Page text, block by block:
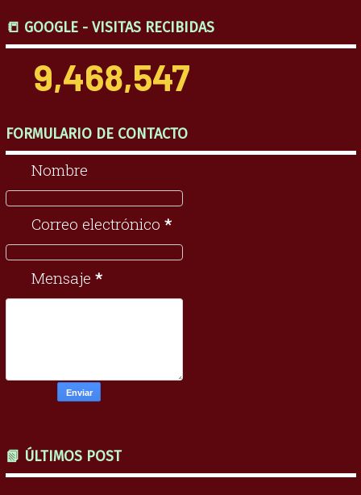
📒 GOOGLE - VISITAS RECIBIDAS
9,468,547
FORMULARIO DE CONTACTO
Nombre
Correo electrónico *
Mensaje *
📗 ÚLTIMOS POST